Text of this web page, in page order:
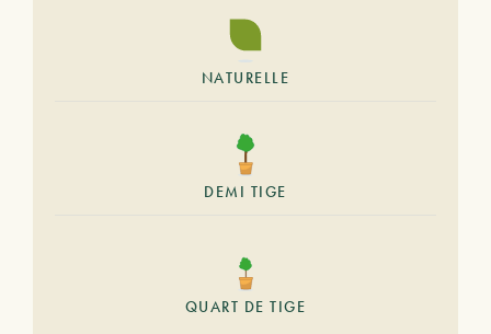
NATURELLE
DEMI TIGE
QUART DE TIGE